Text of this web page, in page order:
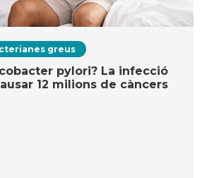
greus
pylori? La infecció
12 milions de càncers